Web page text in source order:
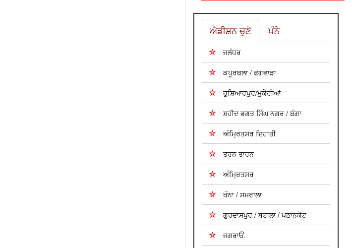
ਐਡੀਸ਼ਨ ਚੁਣੋ ਪੰਨੇ
ਜਲੰਧਰ
ਕਪੂਰਥਲਾ / ਫਗਵਾੜਾ
ਹੁਸ਼ਿਆਰਪੁਰ/ਮੁਕੇਰੀਆਂ
ਸ਼ਹੀਦ ਭਗਤ ਸਿੰਘ ਨਗਰ / ਬੰਗਾ
ਅੰਮ੍ਰਿਤਸਰ ਦਿਹਾਤੀ
ਤਰਨ ਤਾਰਨ
ਅੰਮ੍ਰਿਤਸਰ
ਖੰਨਾ / ਸਮਰਾਲਾ
ਗੁਰਦਾਸਪੁਰ / ਬਟਾਲਾ / ਪਠਾਨਕੋਟ
ਜਗਰਾਓਂ.